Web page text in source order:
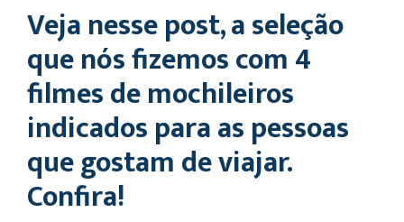
Veja nesse post, a seleção
que nós fizemos com 4
filmes de mochileiros
indicados para as pessoas
que gostam de viajar.
Confira!